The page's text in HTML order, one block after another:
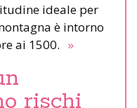
ideale per
è intorno
ai 1500. »
rischi